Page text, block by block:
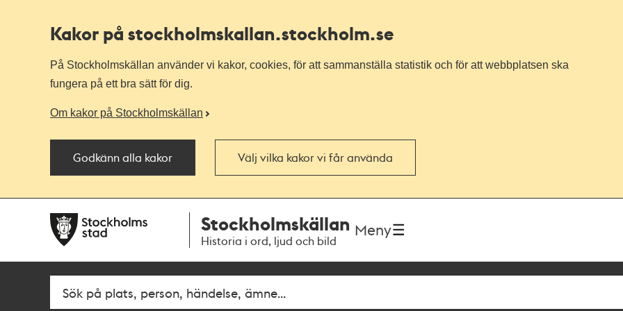
Kakor på stockholmskallan.stockholm.se
På Stockholmskällan använder vi kakor, cookies, för att sammanställa statistik och för att webbplatsen ska
fungera på ett bra sätt för dig.
Om kakor på Stockholmskällan
Godkänn alla kakor Välj vilka kakor vi får använda
navigationen
huvudinnehållet
Stockholmskällan
Historia i ord, ljud och bild
Meny
SökFritextsök